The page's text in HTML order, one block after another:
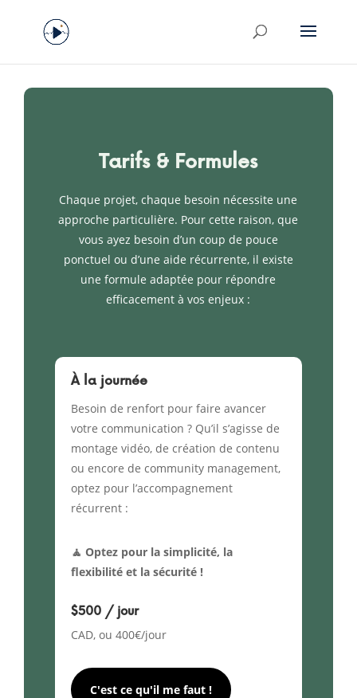
Tarifs & Formules
Chaque projet, chaque besoin nécessite une
approche particulière. Pour cette raison, que
vous ayez besoin d’un coup de pouce
ponctuel ou d’une aide récurrente, il existe
une formule adaptée pour répondre
efficacement à vos enjeux :
À la journée
Besoin de renfort pour faire avancer
votre communication ? Qu’il s’agisse de
montage vidéo, de création de contenu
ou encore de community management,
optez pour l’accompagnement
récurrent :
🧘 Optez pour la simplicité, la
flexibilité et la sécurité !
$500 / jour
CAD, ou 400€/jour
C'est ce qu'il me faut !